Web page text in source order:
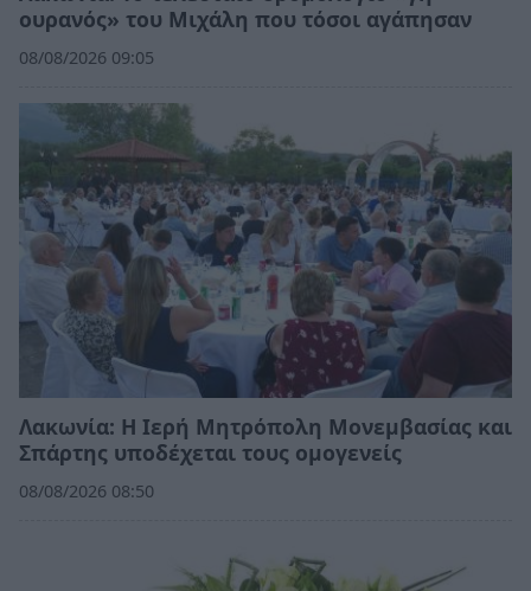
ουρανός» του Μιχάλη που τόσοι αγάπησαν
08/08/2026 09:05
Λακωνία: Η Ιερή Μητρόπολη Μονεμβασίας και
Σπάρτης υποδέχεται τους ομογενείς
08/08/2026 08:50